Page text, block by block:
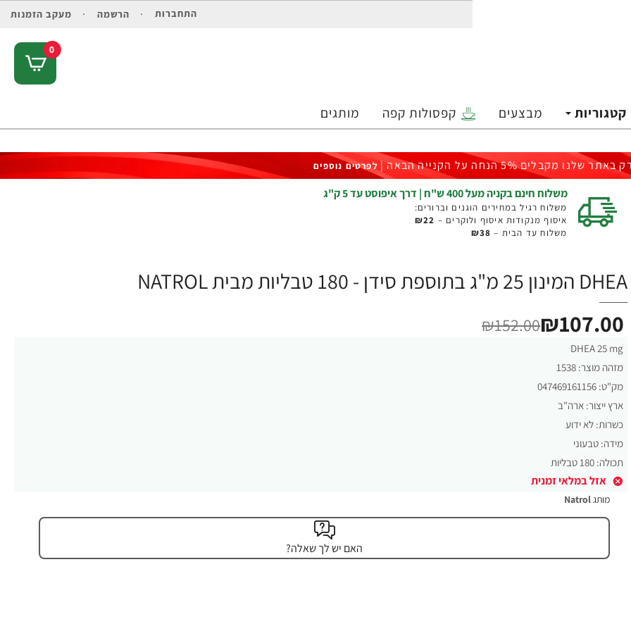
התחברות הרשמה מעקב הזמנות
0
קטגוריות מבצעים קפסולות קפה מותגים
באתר שלנו מקבלים 5% הנחה על הקנייה הבאה | לפרטים נוספים
משלוח חינם בקניה מעל 400 ש"ח | דרך איפוסט עד 5 ק"ג
משלוח רגיל במחירים הוגנים וברורים:
איסוף מנקודות איסוף ולוקרים – ₪22
משלוח עד הבית – ₪38
DHEA המינון 25 מ"ג בתוספת סידן - 180 טבליות מבית NATROL
DHEA 25 mg
מזהה מוצר: 1538
מק"ט: 047469161156
ארץ ייצור: ארה"ב
כשרות: לא ידוע
מידה: טבעוני
תכולה: 180 טבליות
אזל במלאי זמנית
₪107.00
₪152.00
מותגNatrol
האם יש לך שאלה?